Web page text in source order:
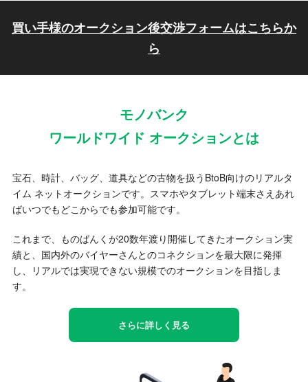
買い手様のオークション後交渉フォームはこちらか
ら
モノバンク
ワールドワイド オークションとは
宝石、時計、バッグ、道具などの古物を扱うBtoB向けのリアルタ
イム ネットオークションです。スマホやタブレット端末さえあれ
ばいつでもどこからでも参加可能です。
これまで、ものばんくが20数年渡り開催してきたオークション実
績と、国内外のバイヤーさんとのコネクションを最大限に発揮
し、リアルでは実現できない規模でのオークションを目指しま
す。
さらに詳しく見る